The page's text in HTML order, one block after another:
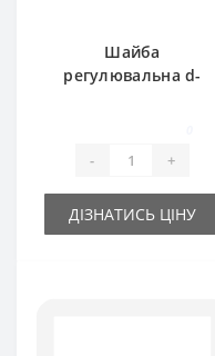
Шайба
регулювальна d-
- +
ДІЗНАТИСЬ ЦІНУ